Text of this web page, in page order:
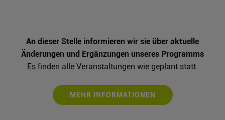
An dieser Stelle informieren wir sie über aktuelle
Änderungen und Ergänzungen unseres Programms
Es finden alle Veranstaltungen wie geplant statt.
MEHR INFORMATIONEN